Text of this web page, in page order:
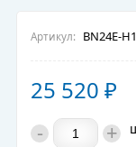
Артикул: BN24E-
25 520 ₽
- +